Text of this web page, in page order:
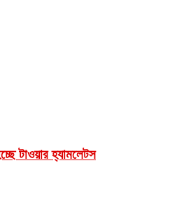
টাওয়ার হ্যামলেটস